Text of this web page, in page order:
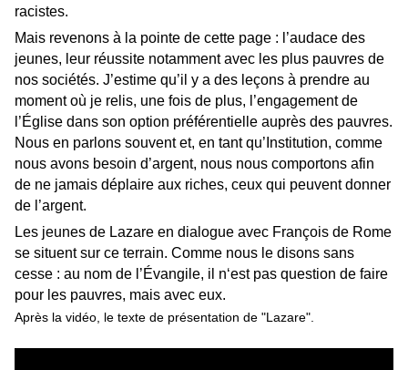
racistes.
Mais revenons à la pointe de cette page : l’audace des
jeunes, leur réussite notamment avec les plus pauvres de
nos sociétés. J’estime qu’il y a des leçons à prendre au
moment où je relis, une fois de plus, l’engagement de
l’Église dans son option préférentielle auprès des pauvres.
Nous en parlons souvent et, en tant qu’Institution, comme
nous avons besoin d’argent, nous nous comportons afin
de ne jamais déplaire aux riches, ceux qui peuvent donner
de l’argent.
Les jeunes de Lazare en dialogue avec François de Rome
se situent sur ce terrain. Comme nous le disons sans
cesse : au nom de l’Évangile, il n‘est pas question de faire
pour les pauvres, mais avec eux.
Après la vidéo, le texte de présentation de "Lazare".